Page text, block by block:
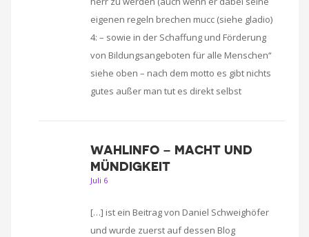
eigenen regeln brechen mucc (siehe gladio)
4: – sowie in der Schaffung und Förderung
von Bildungsangeboten für alle Menschen“
siehe oben – nach dem motto es gibt nichts
gutes außer man tut es direkt selbst
WAHLINFO – MACHT UND
MÜNDIGKEIT
Juli 6
[…] ist ein Beitrag von Daniel Schweighöfer
und wurde zuerst auf dessen Blog